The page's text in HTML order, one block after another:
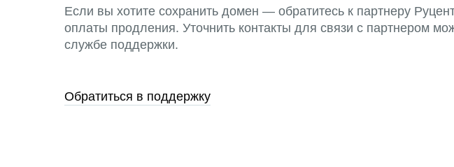
Если вы хотите сохранить домен — обратитесь к партнеру
оплаты продления. Уточнить контакты для связи с партнером
службе поддержки.
Обратиться в поддержку